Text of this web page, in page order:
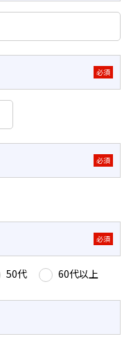
必須
必須
必須
50代 60代以上